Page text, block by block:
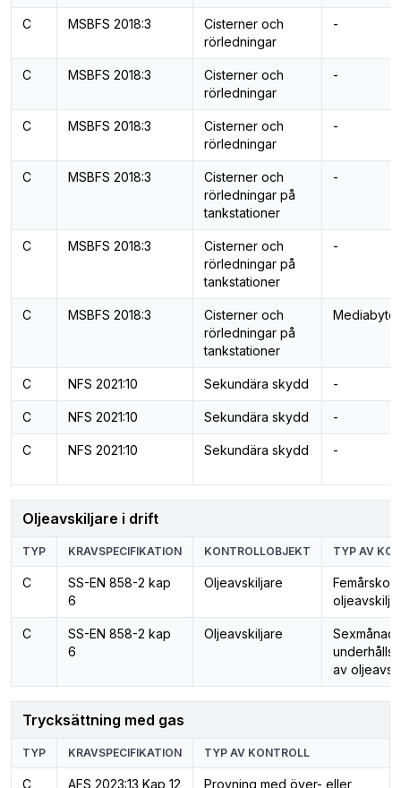
C MSBFS 2018:3
Cisterner och
rörledningar
-
C MSBFS 2018:3
Cisterner och
rörledningar
-
C MSBFS 2018:3
Cisterner och
rörledningar
-
C MSBFS 2018:3
Cisterner och
rörledningar på
tankstationer
-
C MSBFS 2018:3
Cisterner och
rörledningar på
tankstationer
-
C MSBFS 2018:3
Cisterner och
rörledningar på
tankstationer
Mediabyte
C NFS 2021:10 Sekundära skydd -
C NFS 2021:10 Sekundära skydd -
C NFS 2021:10 Sekundära skydd -
Oljeavskiljare i drift
TYP KRAVSPECIFIKATION KONTROLLOBJEKT TYP AV
C
SS-EN 858-2 kap
6
Oljeavskiljare
C
SS-EN 858-2 kap
6
Oljeavskiljare
av
Trycksättning med gas
TYP KRAVSPECIFIKATION TYP AV KONTROLL
C AFS 2023:13 Kap 12 Provning med över- eller